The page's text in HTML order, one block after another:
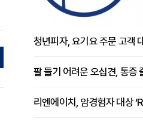
청년피자, 요기요 주문 고객